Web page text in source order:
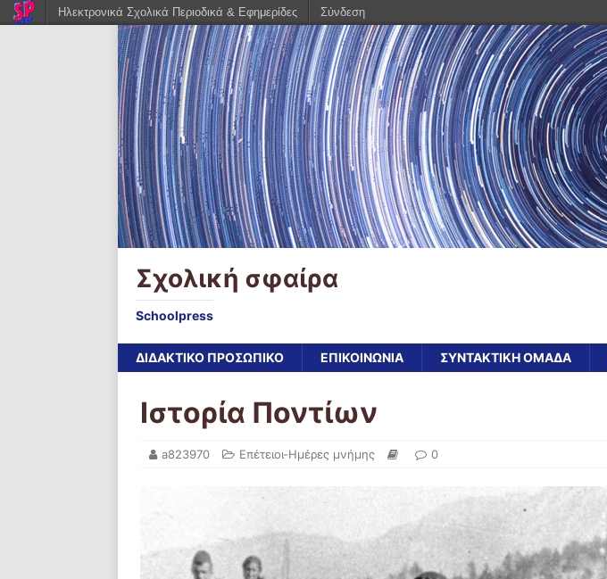
Σχολική σφαίρα
Schoolpress
ΔΙΔΑΚΤΙΚΟ ΠΡΟΣΩΠΙΚΟ ΕΠΙΚΟΙΝΩΝΙΑ ΣΥΝΤΑΚΤΙΚΗ ΟΜΑΔΑ
Ιστορία Ποντίων
a823970 Επέτειοι-Ημέρες μνήμης 0
Ηλεκτρονικά Σχολικά Περιοδικά & Εφημερίδες Σύνδεση